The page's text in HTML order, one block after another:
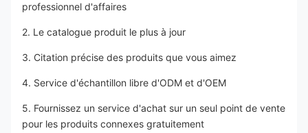
professionnel d'affaires
2. Le catalogue produit le plus à jour
3. Citation précise des produits que vous aimez
4. Service d'échantillon libre d'ODM et d'OEM
5. Fournissez un service d'achat sur un seul point de vente
pour les produits connexes gratuitement